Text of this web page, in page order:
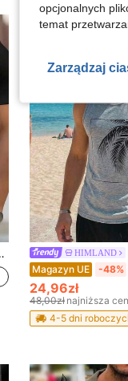
HIMLAND
Magazyn UE -48%
24,96zł
48,00zł najniższa
4-5 dni
opcjonalnych
temat
Zarządzaj